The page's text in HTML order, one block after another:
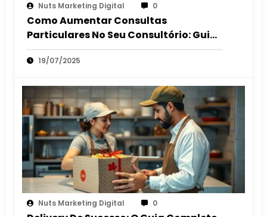
Nuts Marketing Digital 0
Como Aumentar Consultas
Particulares No Seu Consultório: Guia
2025
19/07/2025
Nuts Marketing Digital 0